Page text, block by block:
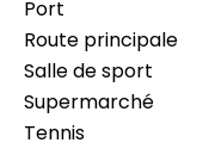
Port
Route principale
Salle de sport
Supermarché
Tennis